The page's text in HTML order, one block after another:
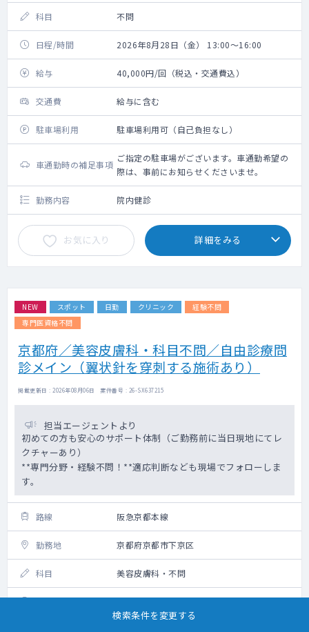
科目 不問
日程/時間 2026年8月28日（金） 13:00～16:00
給与 40,000円/回（税込・交通費込）
交通費 給与に含む
駐車場利用 駐車場利用可（自己負担なし）
車通勤時の補足事項
ご指定の駐車場がございます。車通勤希望の
際は、事前にお知らせくださいませ。
勤務内容 院内健診
お気に入り 詳細をみる
NEW スポット 日勤 クリニック
経験不問
専門医資格不問
京都府／美容皮膚科・科目不問／自由診療問
診メイン（翼状針を穿刺する施術あり）
掲載更新日 : 2026年08月06日 案件番号 : 26-SX637215
担当エージェントより
初めての方も安心のサポート体制（ご勤務前に当日現地にてレ
クチャーあり）
**専門分野・経験不問！**適応判断なども現場でフォローしま
す。
路線 阪急京都本線
勤務地 京都府京都市下京区
科目 美容皮膚科・不問
日程/時間 2026年8月31日（月） 9:00～19:00
検索条件を変更する